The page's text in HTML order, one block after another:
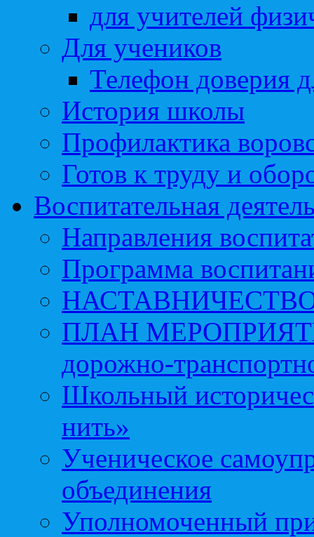
для учителей
Для учеников
Телефон доверия
История школы
Профилактика
Готов к труду и
Воспитательная
Направления
Программа
ПЛАН МЕРОПРИЯТИЙ
дорожно-
Школьный
нить»
Ученическое
объединения
Уполномоченный